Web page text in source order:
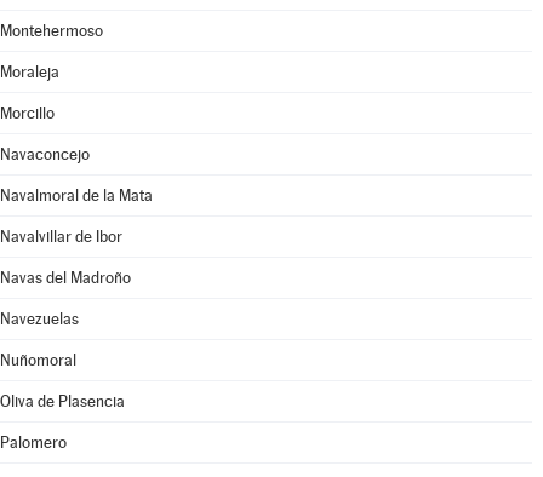
Montehermoso
Moraleja
Morcillo
Navaconcejo
Navalmoral de la Mata
Navalvillar de Ibor
Navas del Madroño
Navezuelas
Nuñomoral
Oliva de Plasencia
Palomero